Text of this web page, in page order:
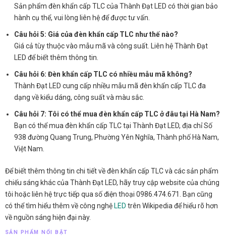
Sản phẩm đèn khẩn cấp TLC của Thành Đạt LED có thời gian bảo
hành cụ thể, vui lòng liên hệ để được tư vấn.
Câu hỏi 5: Giá của đèn khẩn cấp TLC như thế nào?
Giá cả tùy thuộc vào mẫu mã và công suất. Liên hệ Thành Đạt
LED để biết thêm thông tin.
Câu hỏi 6: Đèn khẩn cấp TLC có nhiều mẫu mã không?
Thành Đạt LED cung cấp nhiều mẫu mã đèn khẩn cấp TLC đa
dạng về kiểu dáng, công suất và màu sắc.
Câu hỏi 7: Tôi có thể mua đèn khẩn cấp TLC ở đâu tại Hà Nam?
Bạn có thể mua đèn khẩn cấp TLC tại Thành Đạt LED, địa chỉ Số
938 đường Quang Trung, Phường Yên Nghĩa, Thành phố Hà Nam,
Việt Nam.
Để biết thêm thông tin chi tiết về đèn khẩn cấp TLC và các sản phẩm
chiếu sáng khác của Thành Đạt LED, hãy truy cập website của chúng
tôi hoặc liên hệ trực tiếp qua số điện thoại 0986.474.671. Bạn cũng
có thể tìm hiểu thêm về công nghệ LED trên Wikipedia để hiểu rõ hơn
về nguồn sáng hiện đại này.
SẢN PHẨM NỔI BẬT